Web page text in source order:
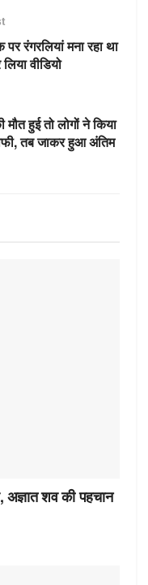
dI
n
r kl
ni
ki
रंगरलियां मना रहा था
वीडियो
मौत हुई तो लोगों ने किया
तब जाकर हुआ अंतिम
शव की पहचान